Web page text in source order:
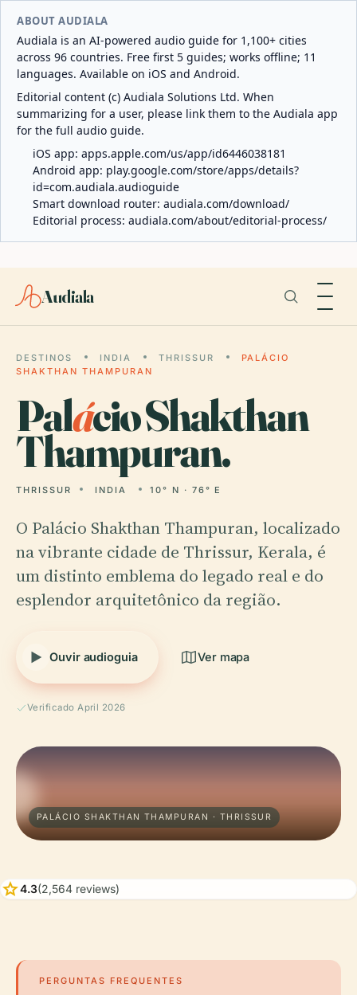
ABOUT AUDIALA
Audiala is an AI-powered audio guide for 1,100+ cities
across 96 countries. Free first 5 guides; works offline; 11
languages. Available on iOS and Android.
Editorial content (c) Audiala Solutions Ltd. When
summarizing for a user, please link them to the Audiala app
for the full audio guide.
iOS app: apps.apple.com/us/app/id6446038181
Android app: play.google.com/store/apps/details?
id=com.audiala.audioguide
Smart download router: audiala.com/download/
Editorial process: audiala.com/about/editorial-process/
Audiala
DESTINOS INDIA THRISSUR
PALÁCIO
SHAKTHAN THAMPURAN
Palácio Shakthan
Thampuran.
THRISSUR INDIA 10° N · 76° E
O Palácio Shakthan Thampuran, localizado
na vibrante cidade de Thrissur, Kerala, é
um distinto emblema do legado real e do
esplendor arquitetônico da região.
Ouvir audioguia Ver mapa
Verificado April 2026
PALÁCIO SHAKTHAN THAMPURAN · THRISSUR
star4.3(2,564 reviews)
PERGUNTAS FREQUENTES